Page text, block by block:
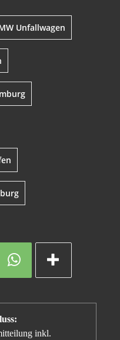
Unfallwagen
inkl.